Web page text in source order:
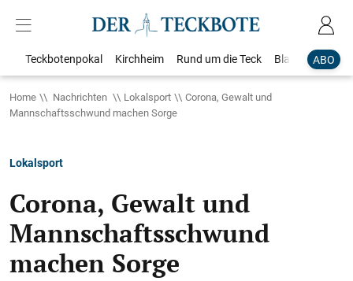
ABO
Teckbotenpokal Kirchheim Rund um die Teck Blaulicht
Home Nachrichten Lokalsport
Corona, Gewalt und
Mannschaftsschwund machen Sorge
Lokalsport
Corona, Gewalt und
Mannschaftsschwund
machen Sorge